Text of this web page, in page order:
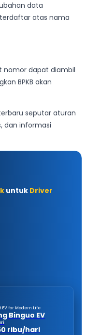
data
atas nama
nomor dapat diambil
BPKB akan
seputar aturan
dan informasi
untuk Driver
EV for Modern Life
Binguo EV
ribu/hari